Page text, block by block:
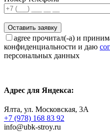
agree прочитал(-а) и
конфиденциальности и даю
персональных данных
Адрес для Яндекса:
Ялта, ул. Московская, 3А
+7 (978) 168 83 92
info@ubk-stroy.ru